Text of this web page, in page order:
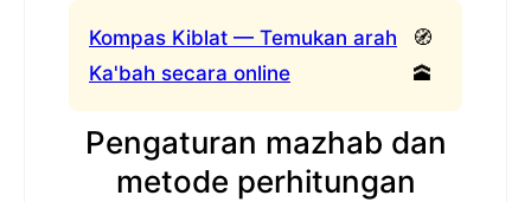
Kompas Kiblat — Temukan arah
Ka'bah secara online
🧭
🕋
Pengaturan mazhab dan
metode perhitungan